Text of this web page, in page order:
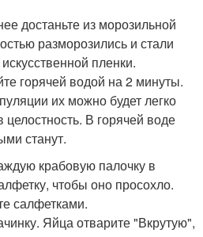
достаньте из морозильной
разморозились и стали
пленки.
горячей водой на 2 минуты.
их можно будет легко
В горячей воде
станут.
крабовую палочку в
чтобы оно просохло.
салфетками.
Яйца отварите "Вкрутую",